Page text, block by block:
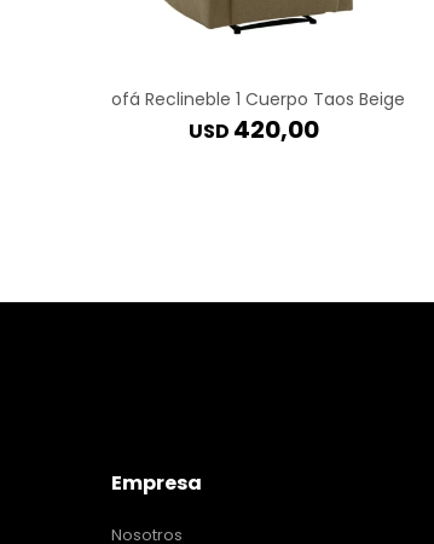
Sofá Reclineble 1 Cuerpo Taos Beige
USD 420,00
Empresa
Nosotros